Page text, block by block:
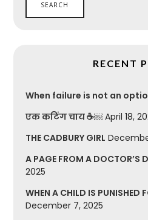
RECENT
When failure is not an
एक कटिंग चाय ☕￼ April 18,
THE CADBURY GIRL
A PAGE FROM A DOCTOR’S
2025
WHEN A CHILD IS PUNISHED
December 7, 2025